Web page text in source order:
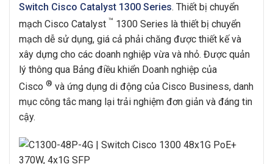
Switch Cisco Catalyst 1300 Series. Thiết bị chuyển
mạch Cisco Catalyst ™ 1300 Series là thiết bị chuyển
mạch dễ sử dụng, giá cả phải chăng được thiết kế và
xây dựng cho các doanh nghiệp vừa và nhỏ. Được quản
lý thông qua Bảng điều khiển Doanh nghiệp của
Cisco ® và ứng dụng di động của Cisco Business, danh
mục công tắc mang lại trải nghiệm đơn giản và đáng tin
cậy.